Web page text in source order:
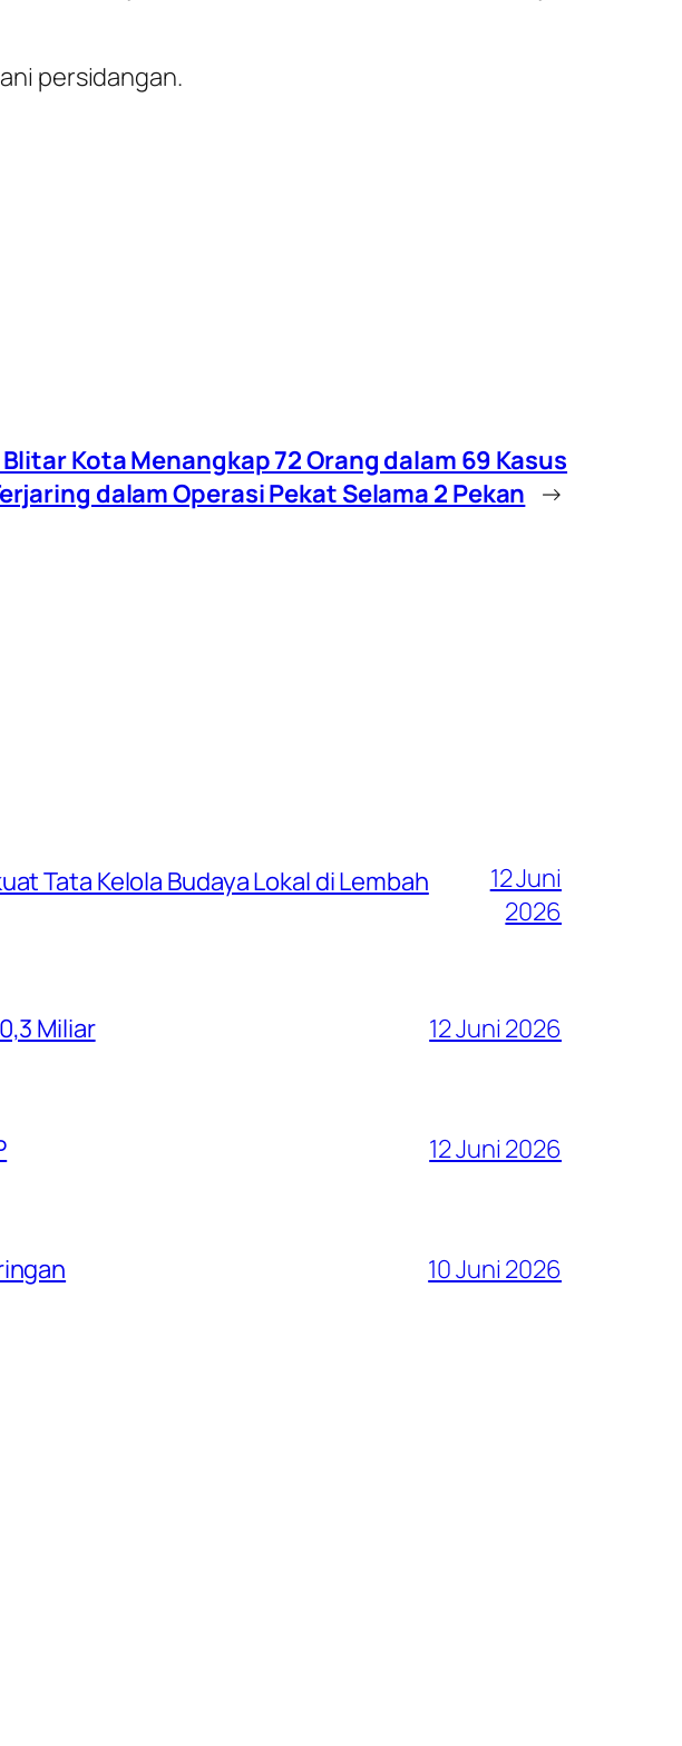
persidangan.
Kota Menangkap 72 Orang dalam 69 Kasus
dalam Operasi Pekat Selama 2 Pekan →
Tata Kelola Budaya Lokal di Lembah
12 Juni
2026
Miliar 12 Juni 2026
12 Juni 2026
10 Juni 2026